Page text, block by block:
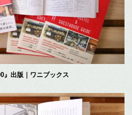
』出版｜ワニブックス